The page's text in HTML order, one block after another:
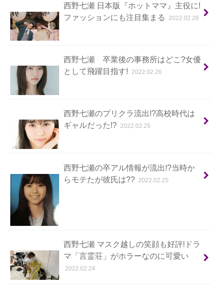
西野七瀬 日本版『ホットママ』主役に!
ファッションにも注目集まる
2022.02.26
西野七瀬 卒業後の事務所はどこ?女優
として飛躍目指す!
2022.02.26
西野七瀬のプリクラ流出!?高校時代は
ギャルだった!?
2022.02.25
西野七瀬の卒アル情報が流出!?当時か
らモテたが彼氏は??
2022.02.25
西野七瀬 マスク越しの笑顔も好評!ドラ
マ「言霊荘」がホラーなのに可愛い
2022.02.24